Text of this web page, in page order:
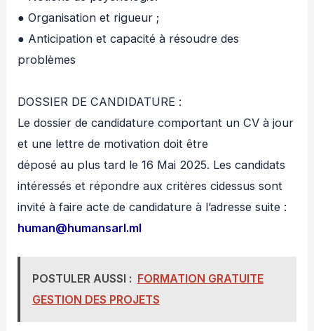
● Organisation et rigueur ;
● Anticipation et capacité à résoudre des
problèmes
DOSSIER DE CANDIDATURE :
Le dossier de candidature comportant un CV à jour
et une lettre de motivation doit être
déposé au plus tard le 16 Mai 2025. Les candidats
intéressés et répondre aux critères cidessus sont
invité à faire acte de candidature à l’adresse suite :
human@humansarl.ml
POSTULER AUSSI : FORMATION GRATUITE
GESTION DES PROJETS